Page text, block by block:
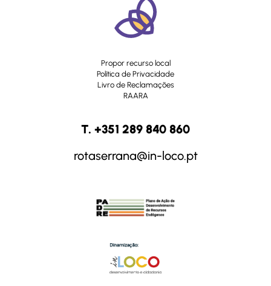
Propor recurso local
Política de Privacidade
Livro de Reclamações
RAARA
T. +351 289 840 860
rotaserrana@in-loco.pt